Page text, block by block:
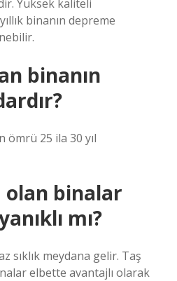
Yüksek kaliteli
binanın depreme
binanın
ömrü 25 ila 30 yıl
olan binalar
mı?
sıklık meydana gelir. Taş
elbette avantajlı olarak